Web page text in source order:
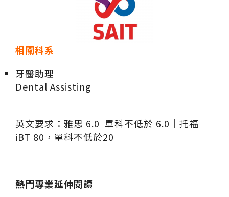
相關科系
牙醫助理
Dental Assisting
英文要求：雅思 6.0 單科不低於 6.0｜托福
iBT 80，單科不低於20
熱門專業延伸閱讀